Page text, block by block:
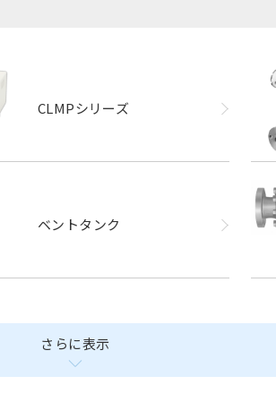
CLMPシリーズ
ベントタンク
さらに表示